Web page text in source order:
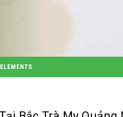
ELEMENTS